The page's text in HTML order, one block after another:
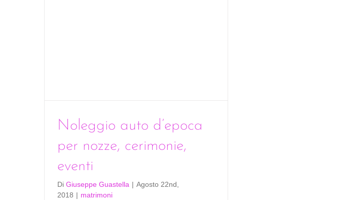
Noleggio auto d’epoca
per nozze, cerimonie,
eventi
Di Giuseppe Guastella | Agosto 22nd,
2018 | matrimoni